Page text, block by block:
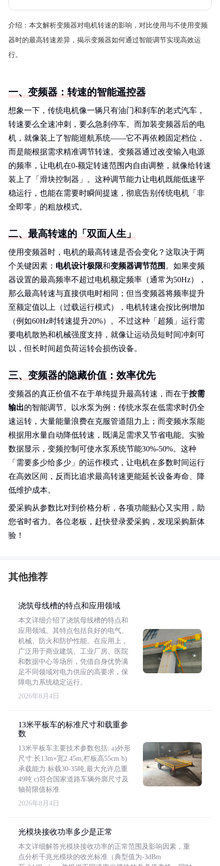
介绍： 本文解析变频器对电机转速的影响，对比使用与不使用变频
器时的最高转速差异，揭示变频器如何通过智能调节实现高效运
行。
一、变频器：转速的智能遥控器
想象一下，传统电机像一辆只有油门和刹车的老式汽车，
转速要么全速冲刺，要么急刹停车。而加装变频器后的电
机，就像装上了智能巡航系统——它不再依赖固定档位，
而是能根据需求精准调节转速。变频器通过改变输入电源
的频率，让电机在0-额定转速范围内自由调整，就像给转速
装上了「滑块控制器」。这种调节能力让电机既能低速平
稳运行，也能在需要时瞬间提速，彻底告别传统电机「非
全即零」的粗放模式。
二、最高转速的「双面人生」
使用变频器时，电机的最高转速是否会变化？这取决于两
个关键因素： 电机设计极限和变频器调节范围 。如果变频
器设置的最高频率不超过电机额定频率（通常为50Hz），
那么最高转速与直接供电时相同；但当变频器将频率提升
至额定值以上（过载运行模式），电机转速会按比例增加
（例如60Hz时转速提升20%）。不过这种「超频」运行需
要电机散热和机械强度支持，就像让运动员短时间冲刺可
以，但长时间超负荷运转会损伤设备。
三、变频器的隐藏价值：效率优先
变频器的真正价值不在于单纯提升最高转速，而在于按需
输出的智能调节。以水泵为例：传统水泵在低需求时仍全
速运转，大量能量浪费在克服管道阻力上；而变频水泵能
根据用水量自动降低转速，既满足需求又节省电能。实验
数据显示，变频控制可使水泵系统节能30%-50%。这种
「需要多少给多少」的运作模式，让电机在多数时间运行
在高效区间，反而比追求最高转速更能延长设备寿命、降
低维护成本。
爱采购从参数比对到价格分析，各项功能贴心又实用，助
您省时省力。各位老板，赶快登录爱采购，发现采购新体
验！
其他推荐
浇筑母线槽的特点和应用领域
本文详细介绍了浇筑母线槽的特点和
应用领域。其特点包括良好的电气、
机械、防火和防护性能。在应用上，
广泛用于商业建筑、工业厂房、医院
和数据中心等场所，凭借自身优势满
足不同领域对电力供应的高要求，保
障电力系统稳定运行。
2026年8月4日
13米平板车的标准尺寸和载重参
数
13米平板车主要技术参数包括: a)外形
尺寸:长13m×宽2.45m,栏板高55cm b)
承载能力:标载30-35吨,最大允许总重
49吨 c)符合国家道路车辆外廓尺寸及
轴荷限值标准
2026年8月4日
光模块接收功率多少是正常
本文详细解答光模块接收功率的正常范围及影响因素，重
点分析千兆光模块的收光标准（典型值为-3dBm